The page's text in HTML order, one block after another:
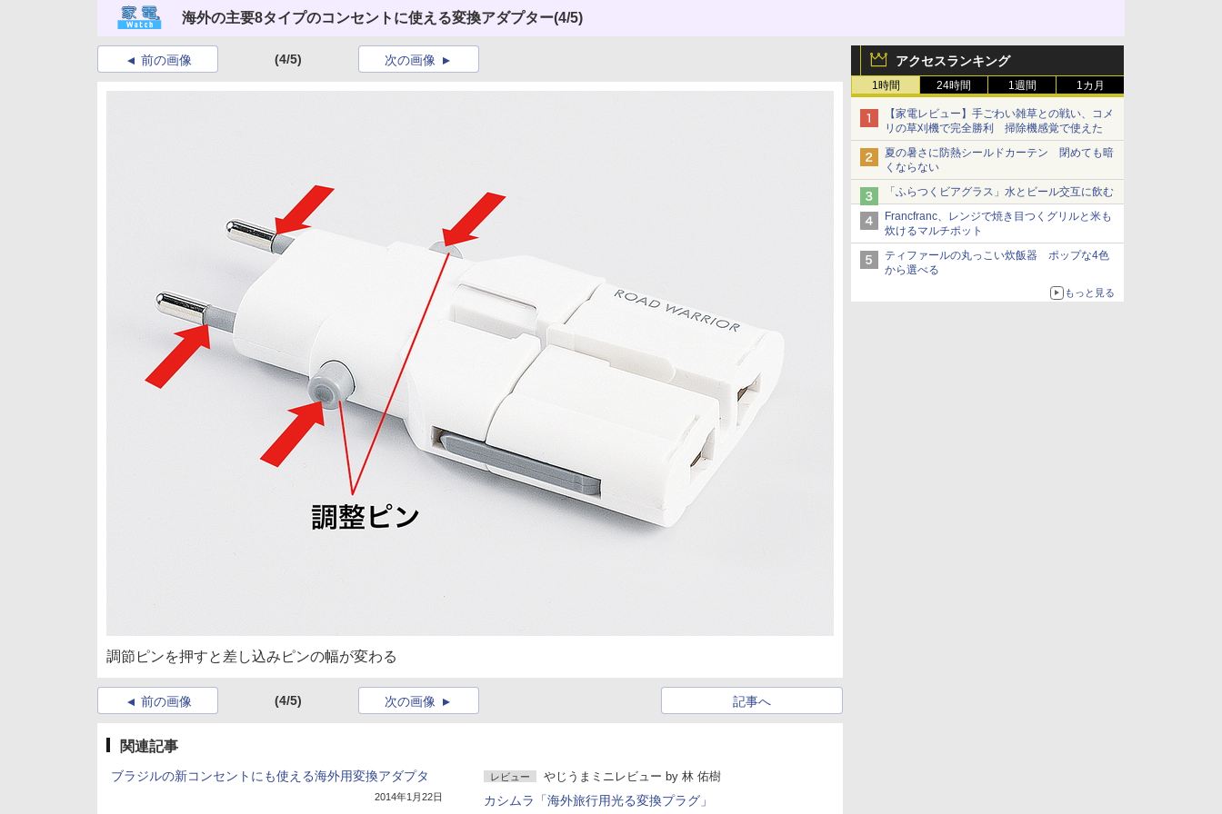
海外の主要8タイプのコンセントに使える変換アダプター(4/5)
アクセスランキング
1時間 24時間 1週間 1カ月
【家電レビュー】手ごわい雑草との戦い、コメ
リの草刈機で完全勝利 掃除機感覚で使えた
夏の暑さに防熱シールドカーテン 閉めても暗
くならない
「ふらつくビアグラス」水とビール交互に飲む
Francfranc、レンジで焼き目つくグリルと米も
炊けるマルチポット
ティファールの丸っこい炊飯器 ポップな4色
から選べる
もっと見る
前の画像 (4/5) 次の画像
調節ピンを押すと差し込みピンの幅が変わる
前の画像 (4/5) 記事へ
次の画像
関連記事
ブラジルの新コンセントにも使える海外用変換アダプタ
2014年1月22日
レビュー やじうまミニレビュー by 林 佑樹
カシムラ「海外旅行用光る変換プラグ」